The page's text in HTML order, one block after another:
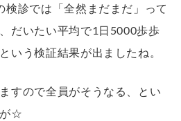
検診では「全然まだまだ」って
だいたい平均で1日5000歩歩
いう検証結果が出ましたね。
すので全員がそうなる、とい
が☆